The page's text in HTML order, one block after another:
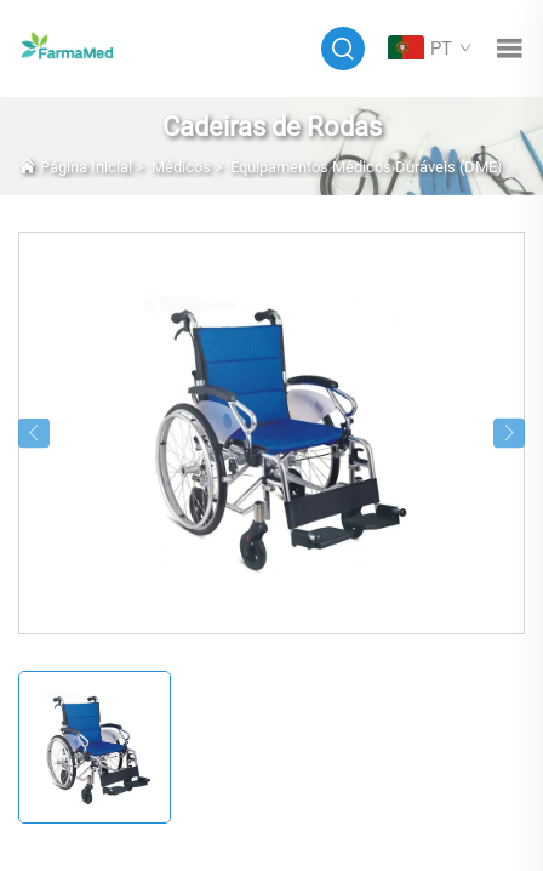
PT
Cadeiras de Rodas
Página Inicial> Médicos> Equipamentos Médicos Duráveis (DME) E Móveis